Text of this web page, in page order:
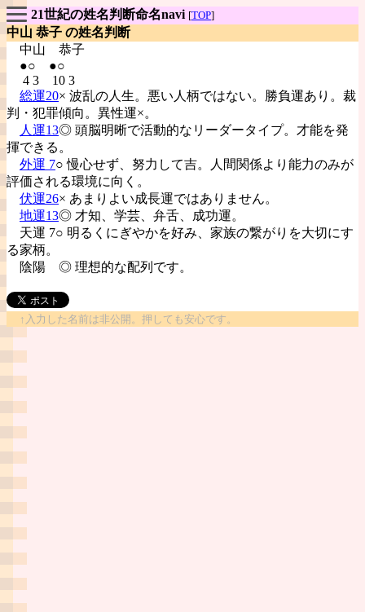
21世紀の姓名判断命名navi [TOP]
中山 恭子 の姓名判断
中山 恭子
●○ ●○
4 3 10 3
総運20× 波乱の人生。悪い人柄ではない。勝負運あり。裁
判・犯罪傾向。異性運×。
人運13◎ 頭脳明晰で活動的なリーダータイプ。才能を発
揮できる。
外運 7○ 慢心せず、努力して吉。人間関係より能力のみが
評価される環境に向く。
伏運26× あまりよい成長運ではありません。
地運13◎ 才知、学芸、弁舌、成功運。
天運 7○ 明るくにぎやかを好み、家族の繋がりを大切にす
る家柄。
陰陽 ◎ 理想的な配列です。
↑入力した名前は非公開。押しても安心です。